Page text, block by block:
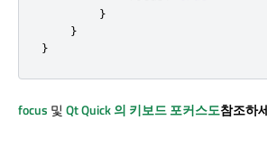
}
}
}
focus 및 Qt Quick의 키보드 포커스도참조하